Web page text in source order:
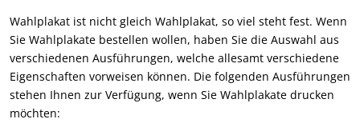
Wahlplakat ist nicht gleich Wahlplakat, so viel steht fest. Wenn
Sie Wahlplakate bestellen wollen, haben Sie die Auswahl aus
verschiedenen Ausführungen, welche allesamt verschiedene
Eigenschaften vorweisen können. Die folgenden Ausführungen
stehen Ihnen zur Verfügung, wenn Sie Wahlplakate drucken
möchten: